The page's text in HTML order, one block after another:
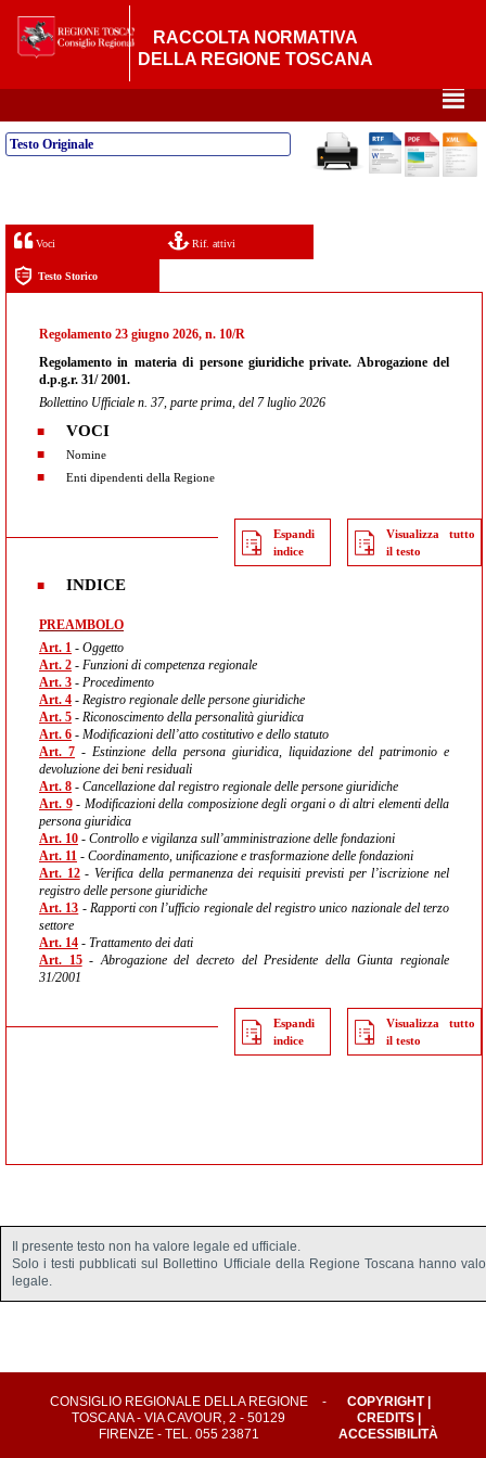
RACCOLTA NORMATIVA
DELLA REGIONE TOSCANA
²
Testo Originale
Voci Rif. attivi
Testo Storico
Regolamento 23 giugno 2026, n. 10/R
Regolamento in materia di persone giuridiche private. Abrogazione del
d.p.g.r. 31/ 2001.
Bollettino Ufficiale n. 37, parte prima, del 7 luglio 2026
VOCI
Nomine
Enti dipendenti della Regione
Espandi
indice
Visualizza tutto
il testo
INDICE
PREAMBOLO
Art. 1 - Oggetto
Art. 2 - Funzioni di competenza regionale
Art. 3 - Procedimento
Art. 4 - Registro regionale delle persone giuridiche
Art. 5 - Riconoscimento della personalità giuridica
Art. 6 - Modificazioni dell’atto costitutivo e dello statuto
Art. 7 - Estinzione della persona giuridica, liquidazione del patrimonio e
devoluzione dei beni residuali
Art. 8 - Cancellazione dal registro regionale delle persone giuridiche
Art. 9- Modificazioni della composizione degli organi o di altri elementi della
persona giuridica
Art. 10 - Controllo e vigilanza sull’amministrazione delle fondazioni
Art. 11 - Coordinamento, unificazione e trasformazione delle fondazioni
Art. 12- Verifica della permanenza dei requisiti previsti per l’iscrizione nel
registro delle persone giuridiche
Art. 13 - Rapporti con l’ufficio regionale del registro unico nazionale del terzo
settore
Art. 14 - Trattamento dei dati
Art. 15- Abrogazione del decreto del Presidente della Giunta regionale
31/2001
Espandi
indice
Visualizza tutto
il testo
Il presente testo non ha valore legale ed ufficiale.
Solo i testi pubblicati sul Bollettino Ufficiale della Regione Toscana hanno
legale.
CONSIGLIO REGIONALE DELLA REGIONE
TOSCANA - VIA CAVOUR, 2 - 50129
FIRENZE - TEL. 055 23871
- COPYRIGHT|
CREDITS|
ACCESSIBILITÀ